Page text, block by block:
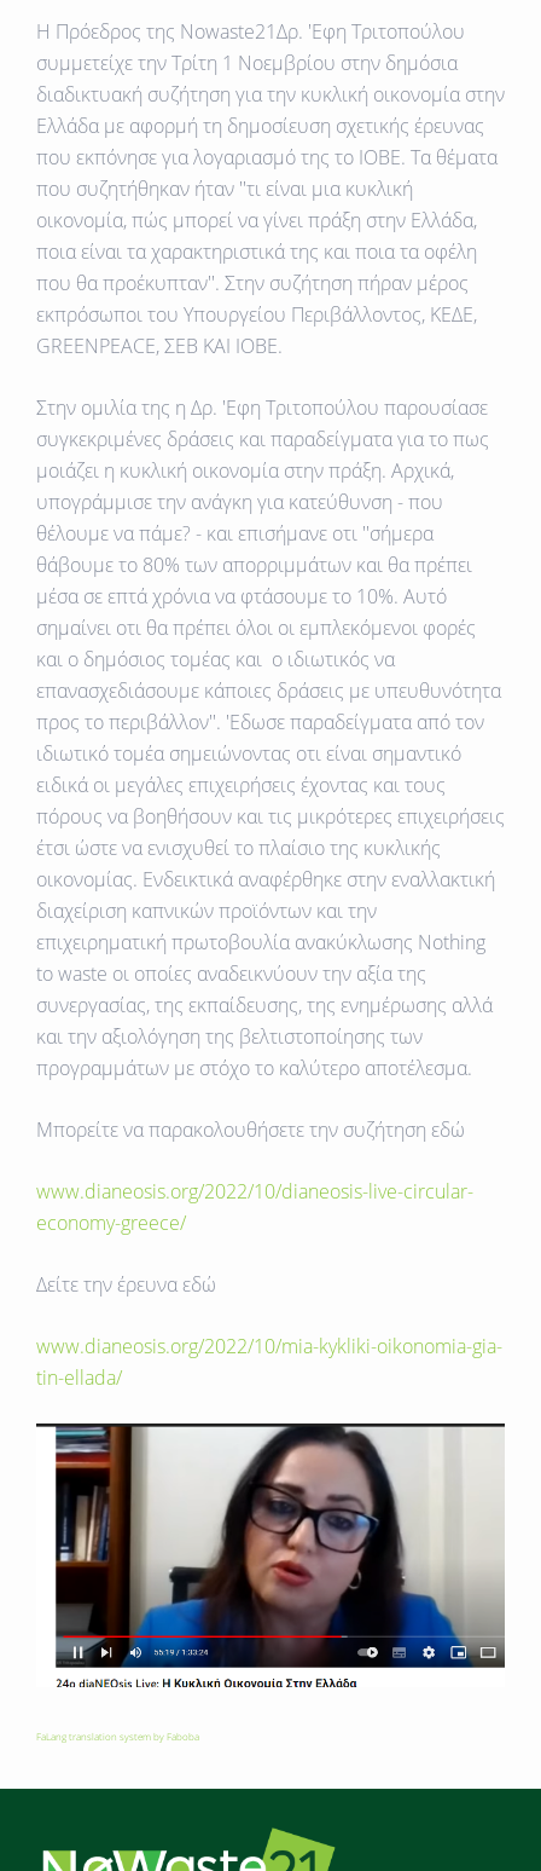
Η Πρόεδρος της Νοwaste21Δρ. 'Εφη Τριτοπούλου
συμμετείχε την Τρίτη 1 Νοεμβρίου στην δημόσια
διαδικτυακή συζήτηση για την κυκλική οικονομία στην
Ελλάδα με αφορμή τη δημοσίευση σχετικής έρευνας
που εκπόνησε για λογαριασμό της το ΙΟΒΕ. Τα θέματα
που συζητήθηκαν ήταν ''τι είναι μια κυκλική
οικονομία, πώς μπορεί να γίνει πράξη στην Ελλάδα,
ποια είναι τα χαρακτηριστικά της και ποια τα οφέλη
που θα προέκυπταν''. Στην συζήτηση πήραν μέρος
εκπρόσωποι του Υπουργείου Περιβάλλοντος, ΚΕΔΕ,
GREENPEACE, ΣΕΒ ΚΑΙ ΙΟΒΕ.
Στην ομιλία της η Δρ. 'Εφη Τριτοπούλου παρουσίασε
συγκεκριμένες δράσεις και παραδείγματαγια το πως
μοιάζει η κυκλική οικονομία στην πράξη. Αρχικά,
υπογράμμισε την ανάγκη για κατεύθυνση - που
θέλουμε να πάμε? - και επισήμανε οτι ''σήμερα
θάβουμε το 80% των απορριμμάτων και θα πρέπει
μέσα σε επτά χρόνια να φτάσουμε το 10%. Αυτό
σημαίνει οτι θα πρέπει όλοι οι εμπλεκόμενοι φορές
και ο δημόσιος τομέας και ο ιδιωτικός να
επανασχεδιάσουμε κάποιες δράσεις με υπευθυνότητα
προς το περιβάλλον''. 'Εδωσε παραδείγματα από τον
ιδιωτικό τομέα σημειώνοντας οτι είναι σημαντικό
ειδικά οι μεγάλες επιχειρήσεις έχοντας και τους
πόρους να βοηθήσουν και τις μικρότερες επιχειρήσεις
έτσι ώστε να ενισχυθεί το πλαίσιο της κυκλικής
οικονομίας. Ενδεικτικά αναφέρθηκε στην εναλλακτική
διαχείριση καπνικών προϊόντων και την
επιχειρηματική πρωτοβουλία ανακύκλωσης Νothing
to waste οι οποίες αναδεικνύουν την αξία της
συνεργασίας, της εκπαίδευσης, της ενημέρωσης αλλά
και την αξιολόγηση της βελτιστοποίησης των
προγραμμάτων με στόχο το καλύτερο αποτέλεσμα.
Μπορείτε να παρακολουθήσετε την συζήτηση εδώ
www.dianeosis.org/2022/10/dianeosis-live-circular-
economy-greece/
Δείτε την έρευνα εδώ
www.dianeosis.org/2022/10/mia-kykliki-oikonomia-gia-
tin-ellada/
FaLang translation system by Faboba